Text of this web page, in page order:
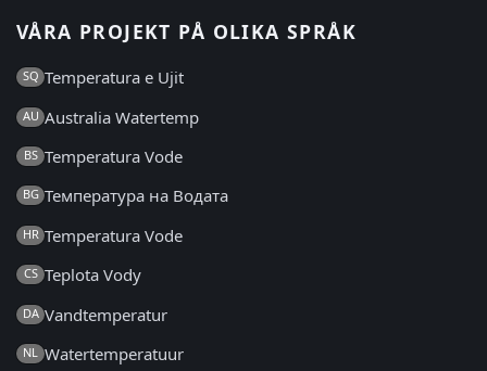
VÅRA PROJEKT PÅ OLIKA SPRÅK
SQ Temperatura e Ujit
AU Australia Watertemp
BS Temperatura Vode
BG Температура на Водата
HR Temperatura Vode
CS Teplota Vody
DA Vandtemperatur
NL Watertemperatuur